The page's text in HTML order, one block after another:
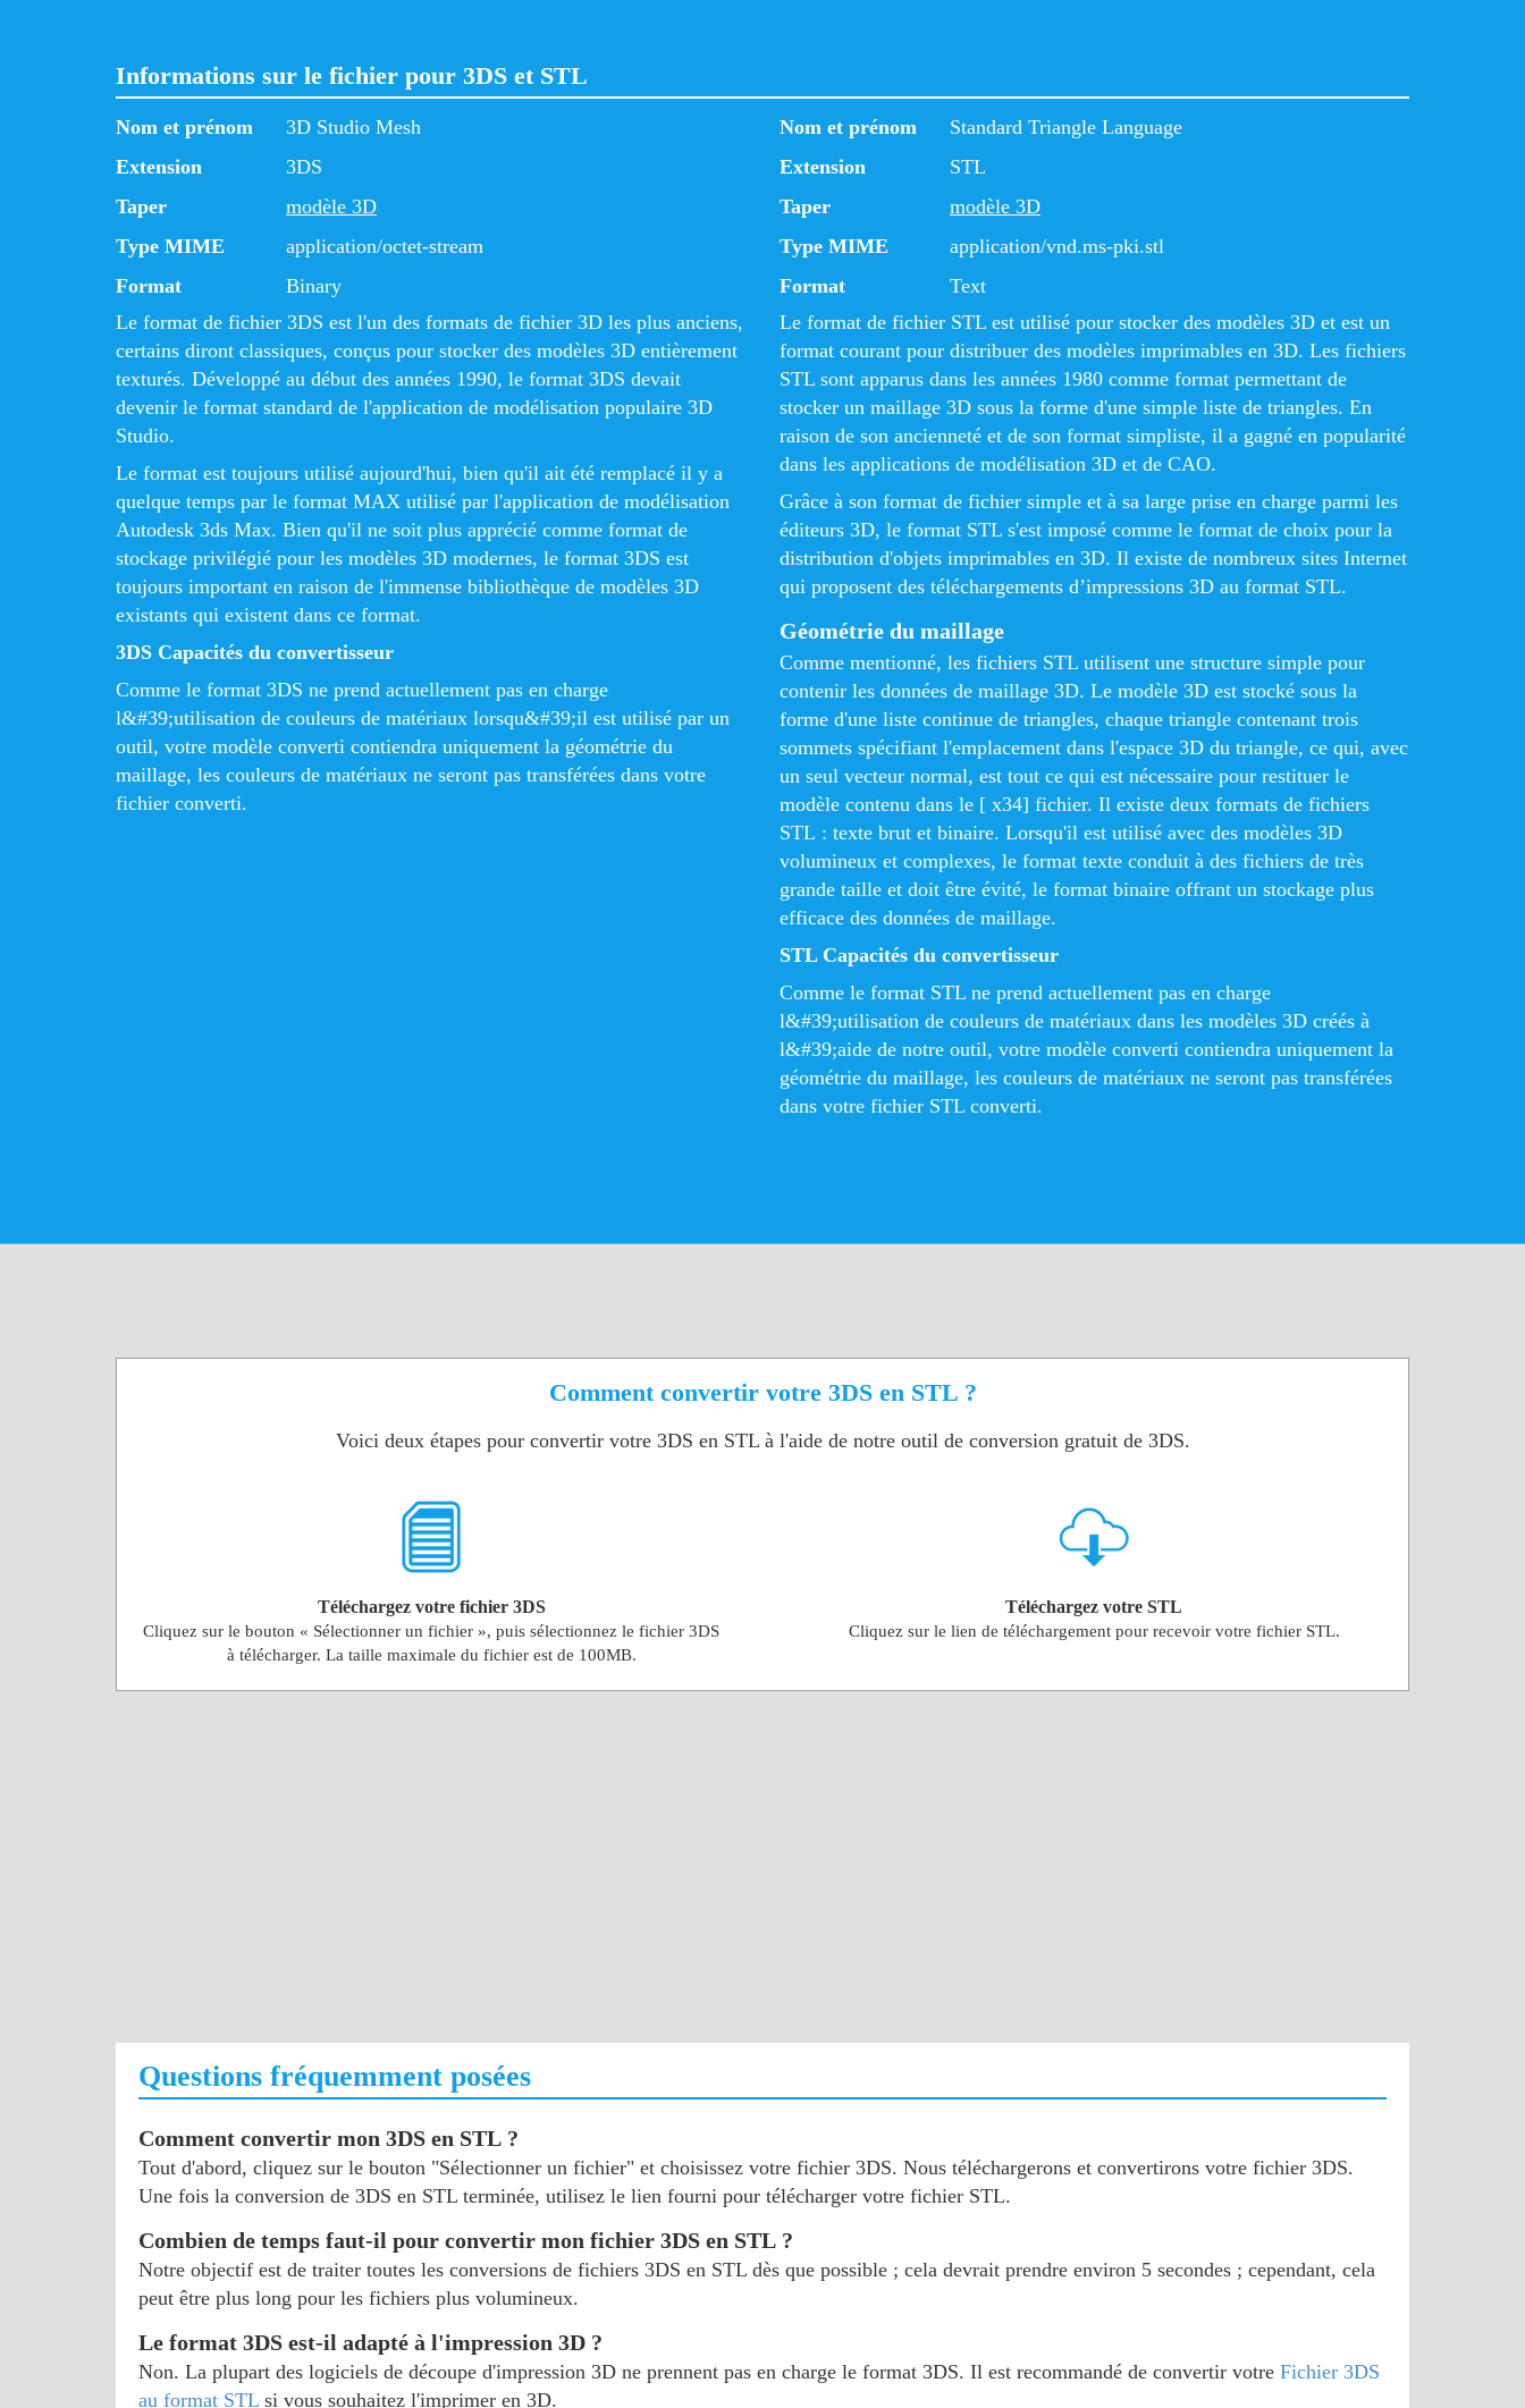
Informations sur le fichier pour 3DS et STL
Nom et prénom
3D Studio Mesh
Extension
3DS
Taper
modèle 3D
Type MIME
application/octet-stream
Format
Binary
Le format de fichier 3DS est l'un des formats de fichier 3D les plus anciens,
certains diront classiques, conçus pour stocker des modèles 3D entièrement
texturés. Développé au début des années 1990, le format 3DS devait
devenir le format standard de l'application de modélisation populaire 3D
Studio.
Le format est toujours utilisé aujourd'hui, bien qu'il ait été remplacé il y a
quelque temps par le format MAX utilisé par l'application de modélisation
Autodesk 3ds Max. Bien qu'il ne soit plus apprécié comme format de
stockage privilégié pour les modèles 3D modernes, le format 3DS est
toujours important en raison de l'immense bibliothèque de modèles 3D
existants qui existent dans ce format.
3DS Capacités du convertisseur
Comme le format 3DS ne prend actuellement pas en charge
l&#39;utilisation de couleurs de matériaux lorsqu&#39;il est utilisé par un
outil, votre modèle converti contiendra uniquement la géométrie du
maillage, les couleurs de matériaux ne seront pas transférées dans votre
fichier converti.
Nom et prénom
Standard Triangle Language
Extension
STL
Taper
modèle 3D
Type MIME
application/vnd.ms-pki.stl
Format
Text
Le format de fichier STL est utilisé pour stocker des modèles 3D et est un
format courant pour distribuer des modèles imprimables en 3D. Les fichiers
STL sont apparus dans les années 1980 comme format permettant de
stocker un maillage 3D sous la forme d'une simple liste de triangles. En
raison de son ancienneté et de son format simpliste, il a gagné en popularité
dans les applications de modélisation 3D et de CAO.
Grâce à son format de fichier simple et à sa large prise en charge parmi les
éditeurs 3D, le format STL s'est imposé comme le format de choix pour la
distribution d'objets imprimables en 3D. Il existe de nombreux sites Internet
qui proposent des téléchargements d’impressions 3D au format STL.
Géométrie du maillage
Comme mentionné, les fichiers STL utilisent une structure simple pour
contenir les données de maillage 3D. Le modèle 3D est stocké sous la
forme d'une liste continue de triangles, chaque triangle contenant trois
sommets spécifiant l'emplacement dans l'espace 3D du triangle, ce qui, avec
un seul vecteur normal, est tout ce qui est nécessaire pour restituer le
modèle contenu dans le [ x34] fichier. Il existe deux formats de fichiers
STL : texte brut et binaire. Lorsqu'il est utilisé avec des modèles 3D
volumineux et complexes, le format texte conduit à des fichiers de très
grande taille et doit être évité, le format binaire offrant un stockage plus
efficace des données de maillage.
STL Capacités du convertisseur
Comme le format STL ne prend actuellement pas en charge
l&#39;utilisation de couleurs de matériaux dans les modèles 3D créés à
l&#39;aide de notre outil, votre modèle converti contiendra uniquement la
géométrie du maillage, les couleurs de matériaux ne seront pas transférées
dans votre fichier STL converti.
Comment convertir votre 3DS en STL ?
Voici deux étapes pour convertir votre 3DS en STL à l'aide de notre outil de conversion gratuit de 3DS.
Téléchargez votre fichier 3DS
Cliquez sur le bouton « Sélectionner un fichier », puis sélectionnez le fichier 3DS
à télécharger. La taille maximale du fichier est de 100MB.
Téléchargez votre STL
Cliquez sur le lien de téléchargement pour recevoir votre fichier STL.
Questions fréquemment posées
Comment convertir mon 3DS en STL ?
Tout d'abord, cliquez sur le bouton "Sélectionner un fichier" et choisissez votre fichier 3DS. Nous téléchargerons et convertirons votre fichier 3DS.
Une fois la conversion de 3DS en STL terminée, utilisez le lien fourni pour télécharger votre fichier STL.
Combien de temps faut-il pour convertir mon fichier 3DS en STL ?
Notre objectif est de traiter toutes les conversions de fichiers 3DS en STL dès que possible ; cela devrait prendre environ 5 secondes ; cependant, cela
peut être plus long pour les fichiers plus volumineux.
Le format 3DS est-il adapté à l'impression 3D ?
Non. La plupart des logiciels de découpe d'impression 3D ne prennent pas en charge le format 3DS. Il est recommandé de convertir votre Fichier 3DS
au format STL si vous souhaitez l'imprimer en 3D.